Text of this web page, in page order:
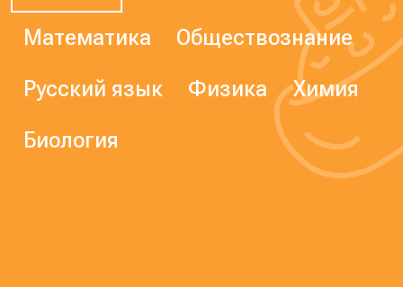
Математика Обществознание
Русский язык Физика Химия
Биология